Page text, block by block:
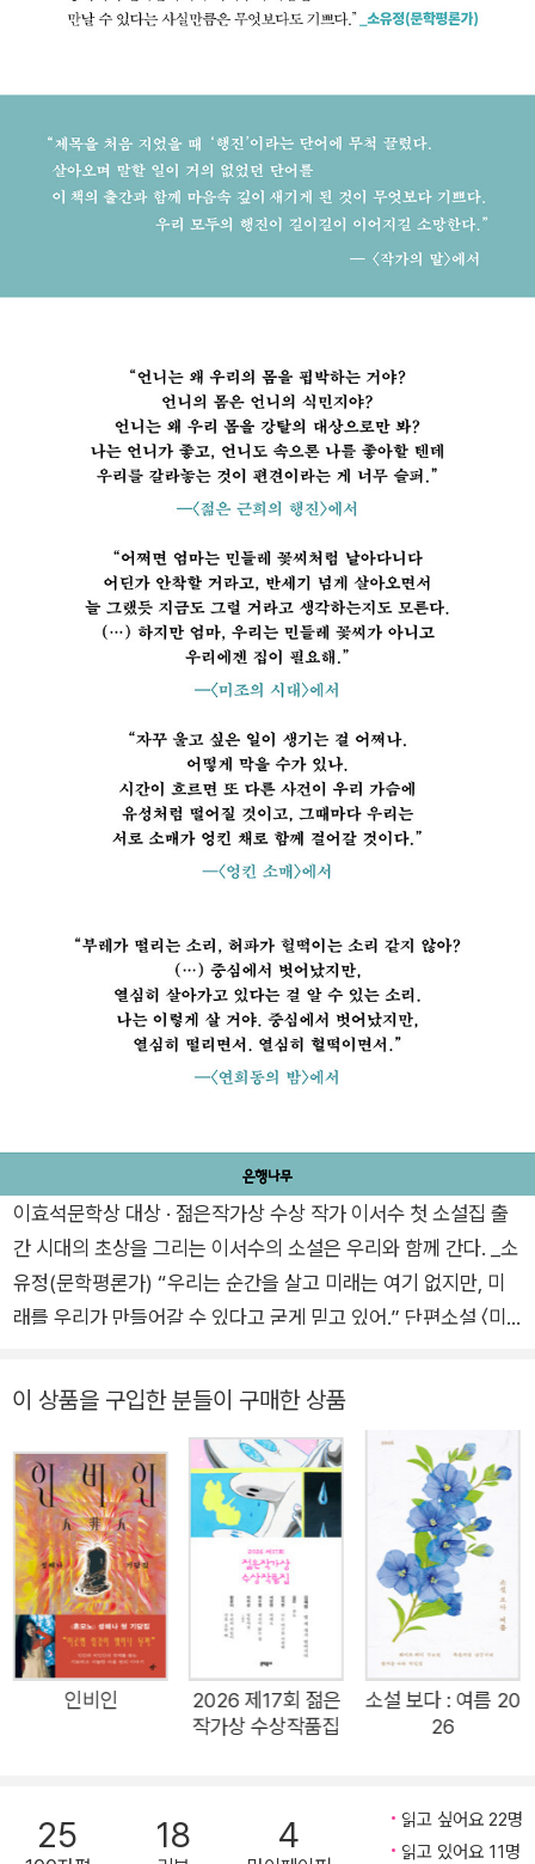
이효석문학상 대상 · 젊은작가상 수상 작가 이서수 첫 소설집 출
간 시대의 초상을 그리는 이서수의 소설은 우리와 함께 간다. _소
유정(문학평론가) “우리는 순간을 살고 미래는 여기 없지만, 미
래를 우리가 만들어갈 수 있다고 굳게 믿고 있어.” 단편소설 〈미
에 가까운 작품”, “엄청난 공력으로 이뤄진 탄탄한 소설”이라는
간되었다. 동아일보 신춘문예에 당선되며 작품 활동을 시작한 이
서수는 장편소설 《당신의 4분 33초》로 제6회 황산벌청년문학상
을 수상, “시대의 초상”을 핍진하게 그려낸 작품들로 독자와 평
단의 호평을 받아왔다. 그리고 2023년, 단편소설 〈젊은 근희의
행진〉으로 제14회 젊은작가상을 수상하며 그 입지를 단단하게
굳힌다. 이서수의 소설은 거울이다. 우리는 그의 첫 소설집을 읽
으며 거울을 본다. 주거와 노동, 고용 문제와 같이 우리 삶을 결정
짓고 미래를 도모하게 하는 가장 기본적인 요소의 불안정성을 본
다. “인간을 육체적으로 학살하는 것은 시간이지만, 정신적으로
가 그리는 인물들은 그들 앞에 버티고 서 있는 냉담한 시대 앞에
이 상품을 구입한 분들이 구매한 상품
인비인
2026 제17회 젊은
작가상 수상작품집
소설 보다 : 여름 20
26
25 18 4
읽고 싶어요 22명
읽고 있어요 11명